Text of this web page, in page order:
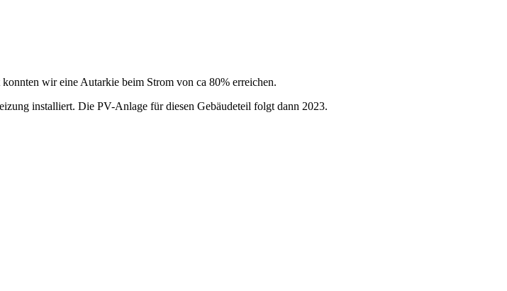
wir eine Autarkie beim Strom von ca 80% erreichen.
installiert. Die PV-Anlage für diesen Gebäudeteil folgt dann 2023.